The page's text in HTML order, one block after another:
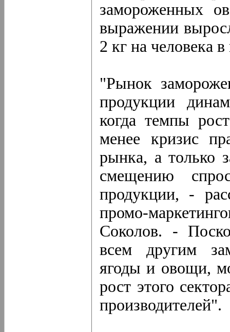
замороженных
выражении
2 кг на человека в
"Рынок
продукции
когда темпы
менее кризис
рынка, а только
смещению
продукции, -
промо-
Соколов. -
всем другим
ягоды и овощи,
рост этого
производителей".